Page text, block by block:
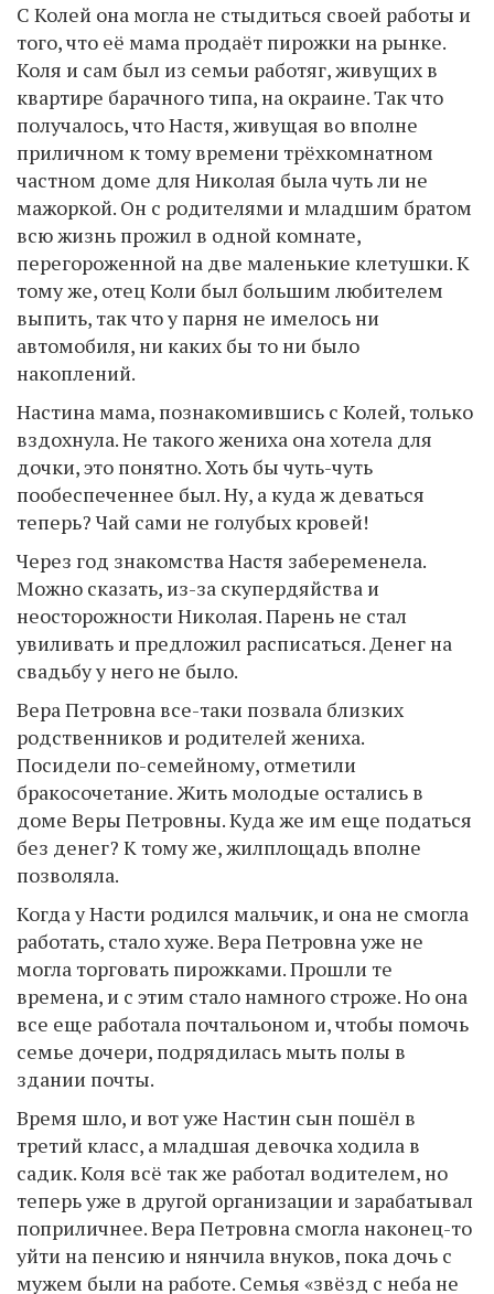
С Колей она могла не стыдиться своей работы и
того, что её мама продаёт пирожки на рынке.
Коля и сам был из семьи работяг, живущих в
квартире барачного типа, на окраине. Так что
получалось, что Настя, живущая во вполне
приличном к тому времени трёхкомнатном
частном доме для Николая была чуть ли не
мажоркой. Он с родителями и младшим братом
всю жизнь прожил в одной комнате,
перегороженной на две маленькие клетушки. К
тому же, отец Коли был большим любителем
выпить, так что у парня не имелось ни
автомобиля, ни каких бы то ни было
накоплений.
Настина мама, познакомившись с Колей, только
вздохнула. Не такого жениха она хотела для
дочки, это понятно. Хоть бы чуть-чуть
пообеспеченнее был. Ну, а куда ж деваться
теперь? Чай сами не голубых кровей!
Через год знакомства Настя забеременела.
Можно сказать, из-за скупердяйства и
неосторожности Николая. Парень не стал
увиливать и предложил расписаться. Денег на
свадьбу у него не было.
Вера Петровна все-таки позвала близких
родственников и родителей жениха.
Посидели по-семейному, отметили
бракосочетание. Жить молодые остались в
доме Веры Петровны. Куда же им еще податься
без денег? К тому же, жилплощадь вполне
позволяла.
Когда у Насти родился мальчик, и она не смогла
работать, стало хуже. Вера Петровна уже не
могла торговать пирожками. Прошли те
времена, и с этим стало намного строже. Но она
все еще работала почтальоном и, чтобы помочь
семье дочери, подрядилась мыть полы в
здании почты.
Время шло, и вот уже Настин сын пошёл в
третий класс, а младшая девочка ходила в
садик. Коля всё так же работал водителем, но
теперь уже в другой организации и зарабатывал
поприличнее. Вера Петровна смогла наконец-то
уйти на пенсию и нянчила внуков, пока дочь с
мужем были на работе. Семья «звёзд с неба не